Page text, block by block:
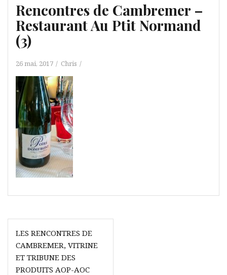
Rencontres de Cambremer –
Restaurant Au Ptit Normand
(3)
26 mai, 2017 Chris
Navigation
de
l’article
LES RENCONTRES DE
CAMBREMER, VITRINE
ET TRIBUNE DES
PRODUITS AOP-AOC